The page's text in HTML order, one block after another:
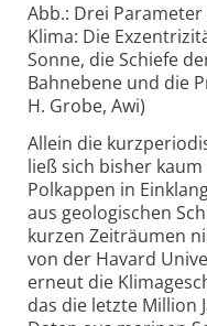
Abb.: Drei
Klima: Die
Sonne, die Schiefe
Bahnebene und die
H. Grobe, Awi)
Allein die
ließ sich bisher
Polkappen in
aus geologischen
kurzen Zeiträumen
von der Havard
erneut die
das die letzte Million